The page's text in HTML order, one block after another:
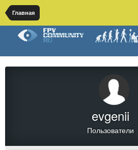
Главная
evgenii
Пользователи